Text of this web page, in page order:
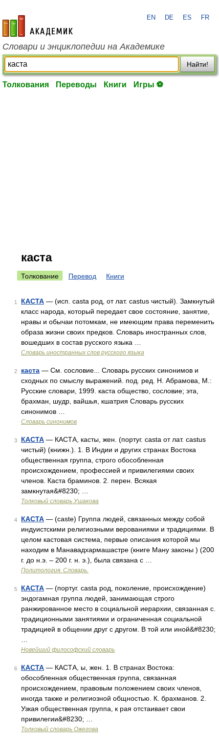
academic.ru
EN DE ES FR
Словари и энциклопедии на Академике
Найти!
Толкования Переводы Книги Игры ⚽
каста
Толкование Перевод Книги
1 КАСТА — (исп. casta род, от лат. castus чистый). Замкнутый
класс народа, который передает свое состояние, занятие,
нравы и обычаи потомкам, не имеющим права переменить
образа жизни своих предков. Словарь иностранных слов,
вошедших в состав русского языка …
Словарь иностранных слов русского языка
2 каста — См. сословие... Словарь русских синонимов и
сходных по смыслу выражений. под. ред. Н. Абрамова, М.:
Русские словари, 1999. каста общество, сословие; эта,
брахман, шудр, вайшья, кшатрия Словарь русских
синонимов …
Словарь синонимов
3 КАСТА — КАСТА, касты, жен. (португ. casta от лат. castus
чистый) (книжн.). 1. В Индии и других странах Востока
общественная группа, строго обособленная
происхождением, профессией и привилегиями своих
членов. Каста браминов. 2. перен. Всякая
замкнутая&#8230; …
Толковый словарь Ушакова
4 КАСТА — (caste) Группа людей, связанных между собой
индуистскими религиозными верованиями и традициями. В
целом кастовая система, первые описания которой мы
находим в Манавадхармашастре (книге Ману законы ) (200
г. до н.э. – 200 г. н. э.), была связана с …
Политология. Словарь.
5 КАСТА — (португ. casta род, поколение, происхождение)
эндогамная группа людей, занимающая строго
ранжированное место в социальной иерархии, связанная с.
традиционными занятиями и ограниченная социальной
традицией в общении друг с другом. В той или иной&#8230;
Новейший философский словарь
6 КАСТА — КАСТА, ы, жен. 1. В странах Востока:
обособленная общественная группа, связанная
происхождением, правовым положением своих членов,
иногда также и религиозной общностью. К. брахманов. 2.
Узкая общественная группа, к рая отстаивает свои
привилегии&#8230; …
Толковый словарь Ожегова